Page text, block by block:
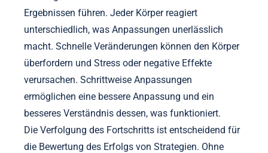
Ergebnissen führen. Jeder Körper reagiert
unterschiedlich, was Anpassungen unerlässlich
macht. Schnelle Veränderungen können den Körper
überfordern und Stress oder negative Effekte
verursachen. Schrittweise Anpassungen
ermöglichen eine bessere Anpassung und ein
besseres Verständnis dessen, was funktioniert.
Die Verfolgung des Fortschritts ist entscheidend für
die Bewertung des Erfolgs von Strategien. Ohne